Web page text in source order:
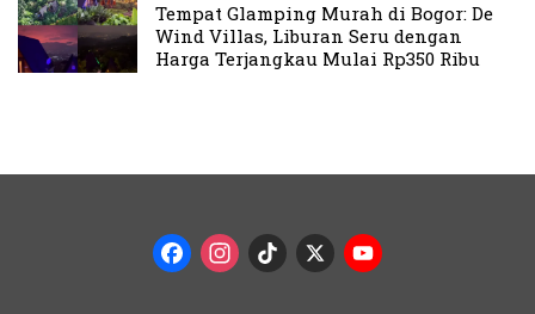
Tempat Glamping Murah di Bogor: De
Wind Villas, Liburan Seru dengan
Harga Terjangkau Mulai Rp350 Ribu
Facebook
Instagram
TikTok
X